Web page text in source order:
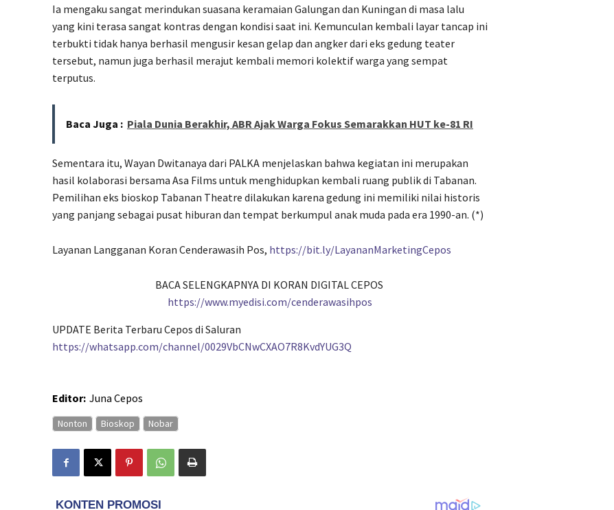
Ia mengaku sangat merindukan suasana keramaian Galungan dan Kuningan di masa lalu
yang kini terasa sangat kontras dengan kondisi saat ini. Kemunculan kembali layar tancap ini
terbukti tidak hanya berhasil mengusir kesan gelap dan angker dari eks gedung teater
tersebut, namun juga berhasil merajut kembali memori kolektif warga yang sempat
terputus.
Baca Juga : Piala Dunia Berakhir, ABR Ajak Warga Fokus Semarakkan HUT ke-81 RI
Sementara itu, Wayan Dwitanaya dari PALKA menjelaskan bahwa kegiatan ini merupakan
hasil kolaborasi bersama Asa Films untuk menghidupkan kembali ruang publik di Tabanan.
Pemilihan eks bioskop Tabanan Theatre dilakukan karena gedung ini memiliki nilai historis
yang panjang sebagai pusat hiburan dan tempat berkumpul anak muda pada era 1990-an. (*)
Layanan Langganan Koran Cenderawasih Pos, https://bit.ly/LayananMarketingCepos
BACA SELENGKAPNYA DI KORAN DIGITAL CEPOS
https://www.myedisi.com/cenderawasihpos
UPDATE Berita Terbaru Cepos di Saluran
https://whatsapp.com/channel/0029VbCNwCXAO7R8KvdYUG3Q
Editor: Juna Cepos
Nonton Bioskop Nobar